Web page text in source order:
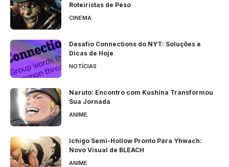
Roteiristas de Peso
CINEMA
Desafio Connections do NYT: Soluções e
Dicas de Hoje
NOTÍCIAS
Naruto: Encontro com Kushina Transformou
Sua Jornada
ANIME
Ichigo Semi-Hollow Pronto Para Yhwach:
Novo Visual de BLEACH
ANIME